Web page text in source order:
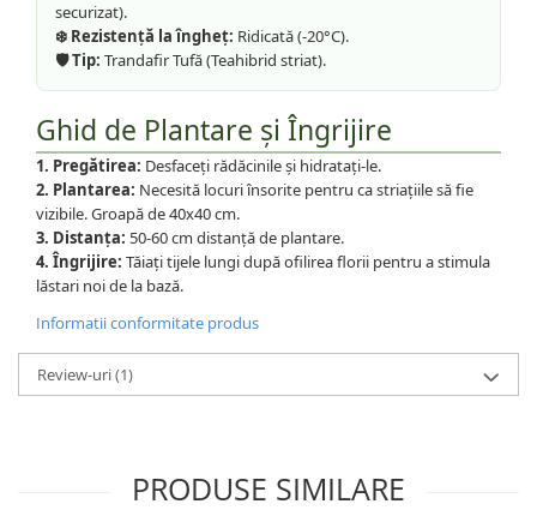
securizat).
❄️ Rezistență la îngheț: Ridicată (-20°C).
🛡️ Tip: Trandafir Tufă (Teahibrid striat).
Ghid de Plantare și Îngrijire
1. Pregătirea: Desfaceți rădăcinile și hidratați-le.
2. Plantarea: Necesită locuri însorite pentru ca striațiile să fie
vizibile. Groapă de 40x40 cm.
3. Distanța: 50-60 cm distanță de plantare.
4. Îngrijire: Tăiați tijele lungi după ofilirea florii pentru a stimula
lăstari noi de la bază.
Informatii conformitate produs
Review-uri(1)
PRODUSE SIMILARE